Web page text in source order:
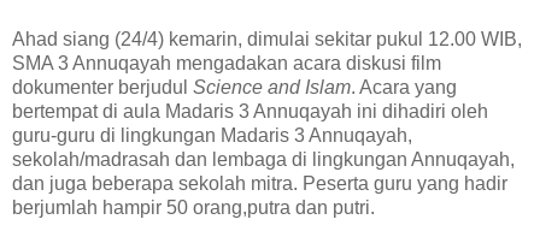
Ahad siang (24/4) kemarin, dimulai sekitar pukul 12.00 WIB,
SMA 3 Annuqayah mengadakan acara diskusi film
dokumenter berjudul Science and Islam. Acara yang
bertempat di aula Madaris 3 Annuqayah ini dihadiri oleh
guru-guru di lingkungan Madaris 3 Annuqayah,
sekolah/madrasah dan lembaga di lingkungan Annuqayah,
dan juga beberapa sekolah mitra. Peserta guru yang hadir
berjumlah hampir 50 orang,putra dan putri.